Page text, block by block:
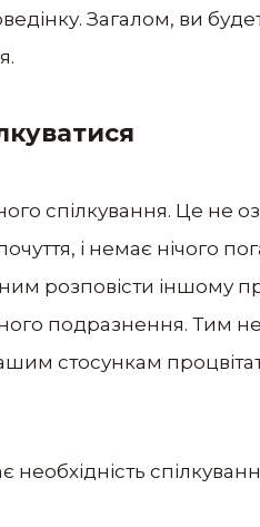
Загалом, ви
спілкування. Це не
і немає нічого
розповісти іншому
подразнення. Тим
стосункам
необхідність